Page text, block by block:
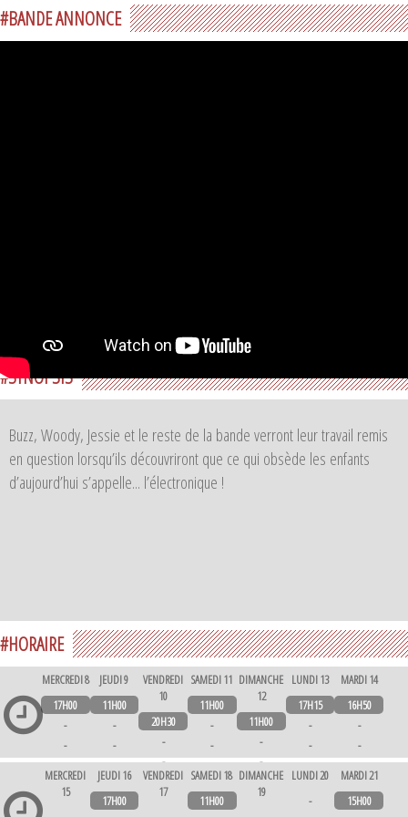
#BANDE ANNONCE
#SYNOPSIS
Buzz, Woody, Jessie et le reste de la bande verront leur travail remis
en question lorsqu’ils découvriront que ce qui obsède les enfants
d’aujourd’hui s’appelle... l’électronique !
#HORAIRE
MERCREDI 8
17H00
-
-
-
-
JEUDI 9
11H00
-
-
-
-
-
VENDREDI
10
20H30
-
-
-
-
SAMEDI 11
11H00
-
-
-
-
-
DIMANCHE
12
11H00
-
-
-
-
LUNDI 13
17H15
-
-
-
-
-
MARDI 14
16H50
-
-
-
-
-
MERCREDI
15
JEUDI 16
17H00
VENDREDI
17
SAMEDI 18
11H00
DIMANCHE
19
LUNDI 20
-
MARDI 21
15H00